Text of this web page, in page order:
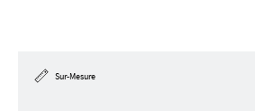
Sur-Mesure